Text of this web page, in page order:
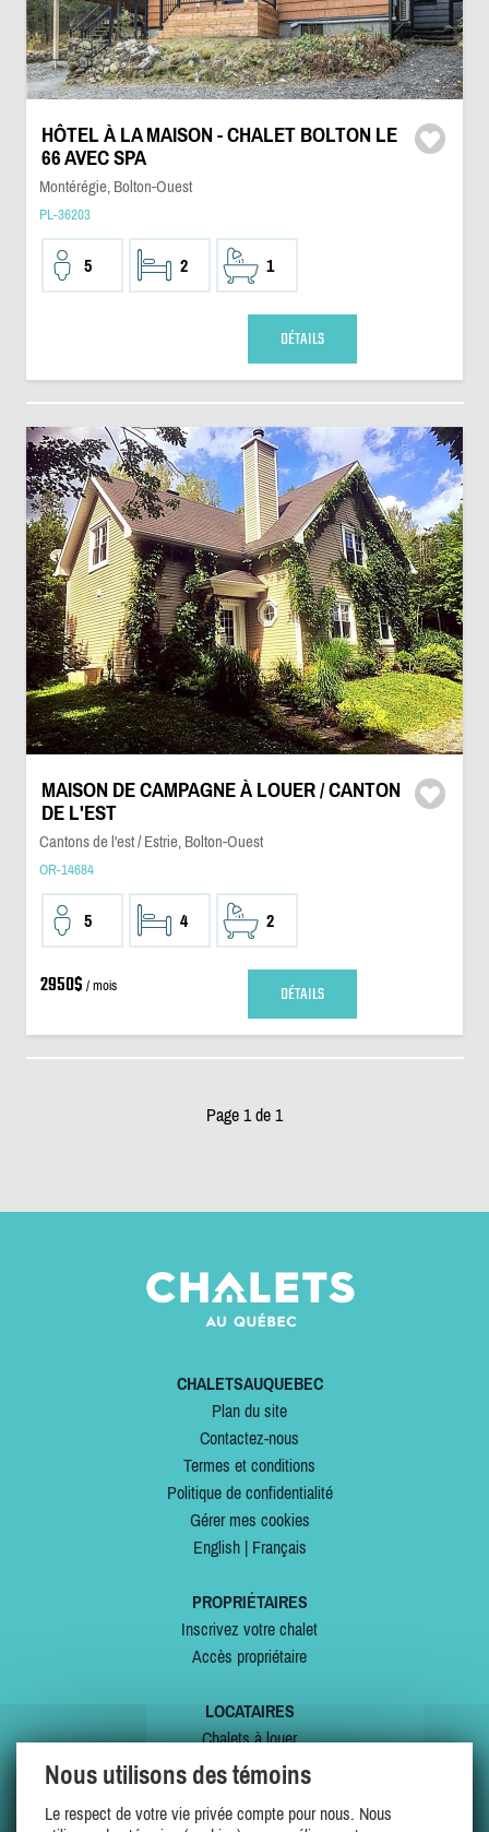
HÔTEL À LA MAISON - CHALET BOLTON LE
66 AVEC SPA
Montérégie, Bolton-Ouest
PL-36203
5 2 1
DÉTAILS
MAISON DE CAMPAGNE À LOUER / CANTON
DE L'EST
Cantons de l'est / Estrie, Bolton-Ouest
OR-14684
5 4 2
2950$ / mois DÉTAILS
Page 1 de 1
CHALETSAUQUEBEC
Plan du site
Contactez-nous
Termes et conditions
Politique de confidentialité
Gérer mes cookies
English| Français
PROPRIÉTAIRES
Inscrivez votre chalet
Accès propriétaire
LOCATAIRES
Chalets à louer
Chalets à vendre
Offres spéciales
Nous utilisons des témoins
Le respect de votre vie privée compte pour nous. Nous